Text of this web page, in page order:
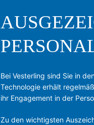
Bei Vesterling sind Sie in
Technologie erhält
ihr Engagement in der
Zu den wichtigsten